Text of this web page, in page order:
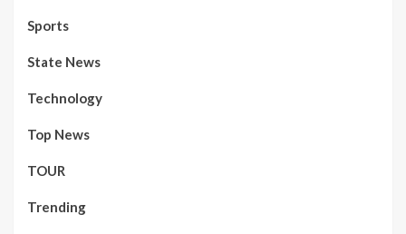
Sports
State News
Technology
Top News
TOUR
Trending